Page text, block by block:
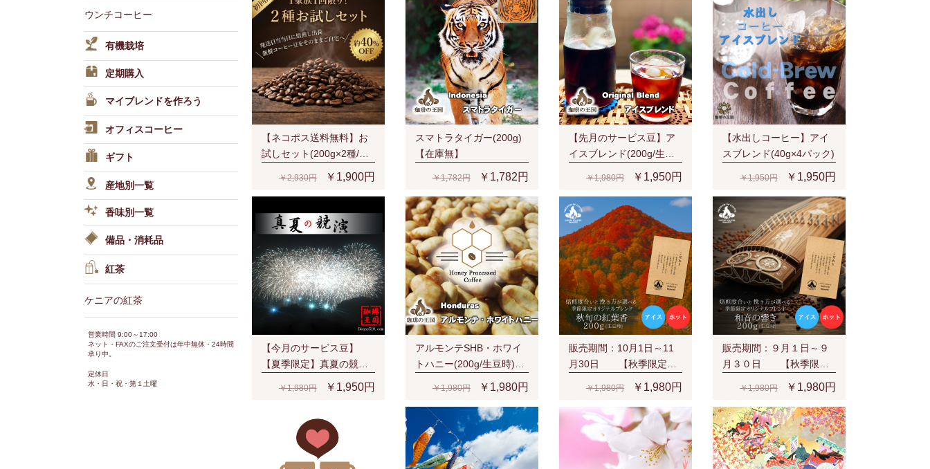
【ネコポス送料無料】お
試しセット(200g×2種/生
￥2,930円 ￥1,900円
スマトラタイガー(200g)
【在庫無】
￥1,782円 ￥1,782円
【先月のサービス豆】ア
イスブレンド(200g/生豆
￥1,980円 ￥1,950円
【水出しコーヒー】アイ
スブレンド(40g×4パック)
￥1,950円 ￥1,950円
【今月のサービス豆】
【夏季限定】真夏の競演
￥1,980円 ￥1,950円
アルモンテSHB・ホワイ
トハニー(200g/生豆時)ハ
￥1,980円 ￥1,980円
販売期間：10月1日～11
月30日 【秋季限定】
秋旬の紅葉香(200g/生豆
￥1,980円 ￥1,980円
販売期間：９月１日～９
月３０日 【秋季限
定】和音の響き(200g/生
￥1,980円 ￥1,980円
ウンチコーヒー
有機栽培
定期購入
マイブレンドを作ろう
オフィスコーヒー
ギフト
産地別一覧
香味別一覧
備品・消耗品
紅茶
ケニアの紅茶
営業時間 9:00～17:00
ネット・FAXのご注文受付は年中無休・24時間
承り中。
定休日
水・日・祝・第１土曜